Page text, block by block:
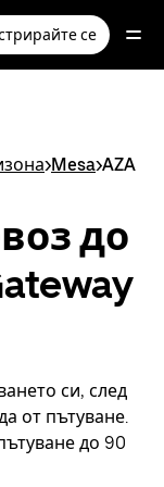
се
>Mesa>AZA
до
си, след
от пътуване.
до 90